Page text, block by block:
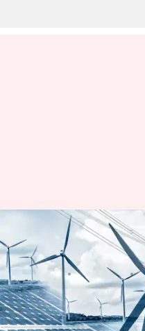
వచ్చే వర్షాకాల
పార్లమెంట్‌కు
వ్రాసిన వారు Stalin Mar 08, 2023
ఈ వార్తాకథనం ఏంటి